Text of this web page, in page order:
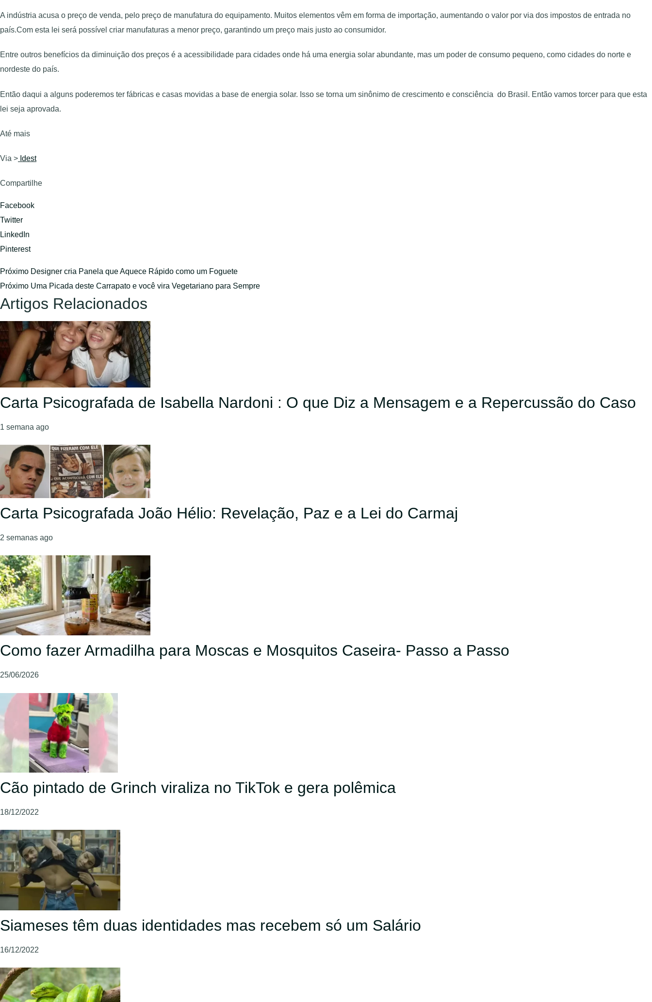
A indústria acusa o preço de venda, pelo preço de manufatura do equipamento. Muitos elementos vêm em forma de importação, aumentando o valor por via dos impostos de entrada no
país.Com esta lei será possível criar manufaturas a menor preço, garantindo um preço mais justo ao consumidor.
Entre outros benefícios da diminuição dos preços é a acessibilidade para cidades onde há uma energia solar abundante, mas um poder de consumo pequeno, como cidades do norte e
nordeste do país.
Então daqui a alguns poderemos ter fábricas e casas movidas a base de energia solar. Isso se torna um sinônimo de crescimento e consciência do Brasil. Então vamos torcer para que esta
lei seja aprovada.
Até mais
Via > Idest
Compartilhe
Facebook
Twitter
LinkedIn
Pinterest
Próximo Designer cria Panela que Aquece Rápido como um Foguete
Próximo Uma Picada deste Carrapato e você vira Vegetariano para Sempre
Artigos Relacionados
Carta Psicografada de Isabella Nardoni : O que Diz a Mensagem e a Repercussão do Caso
1 semana ago
Carta Psicografada João Hélio: Revelação, Paz e a Lei do Carmaj
2 semanas ago
Como fazer Armadilha para Moscas e Mosquitos Caseira- Passo a Passo
25/06/2026
Cão pintado de Grinch viraliza no TikTok e gera polêmica
18/12/2022
Siameses têm duas identidades mas recebem só um Salário
16/12/2022